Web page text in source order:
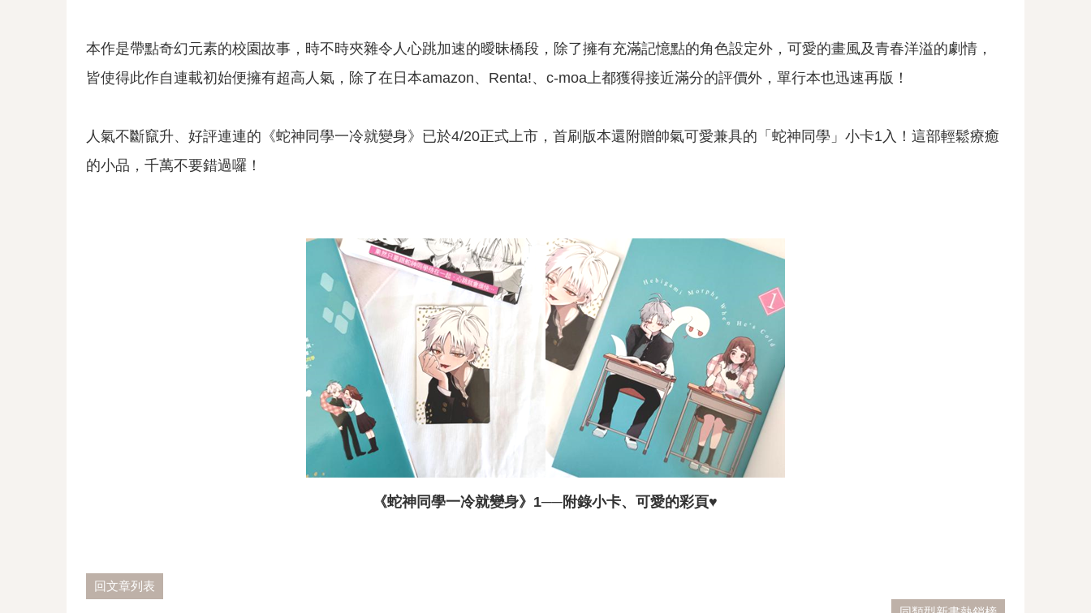
本作是帶點奇幻元素的校園故事，時不時夾雜令人心跳加速的曖昧橋段，除了擁有充滿記憶點的角色設定外，可愛的畫風及青春洋溢的劇情，
皆使得此作自連載初始便擁有超高人氣，除了在日本amazon、Renta!、c-moa上都獲得接近滿分的評價外，單行本也迅速再版！
人氣不斷竄升、好評連連的《蛇神同學一冷就變身》已於4/20正式上市，首刷版本還附贈帥氣可愛兼具的「蛇神同學」小卡1入！這部輕鬆療癒
的小品，千萬不要錯過囉！
《蛇神同學一冷就變身》1──附錄小卡、可愛的彩頁♥
回文章列表